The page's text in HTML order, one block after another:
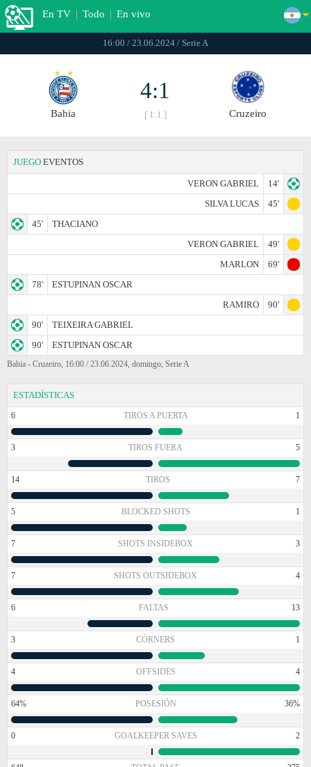
En TV | Todo | En vivo
16:00 / 23.06.2024 / Serie A
Bahia
4:1
[ 1:1 ] Cruzeiro
JUEGO EVENTOS
VERON GABRIEL
14'
SILVA LUCAS
45'
45'
THACIANO
VERON GABRIEL
49'
MARLON
69'
78'
ESTUPINAN OSCAR
RAMIRO
90'
90'
TEIXEIRA GABRIEL
90'
ESTUPINAN OSCAR
Bahia - Cruzeiro, 16:00 / 23.06.2024, domingo, Serie A
ESTADÍSTICAS
6 TIROS A PUERTA 1
3 TIROS FUERA 5
14 TIROS 7
5 BLOCKED SHOTS 1
7 SHOTS INSIDEBOX 3
7 SHOTS OUTSIDEBOX 4
6 FALTAS 13
3 CÓRNERS 1
4 OFFSIDES 4
64% POSESIÓN 36%
0 GOALKEEPER SAVES 2